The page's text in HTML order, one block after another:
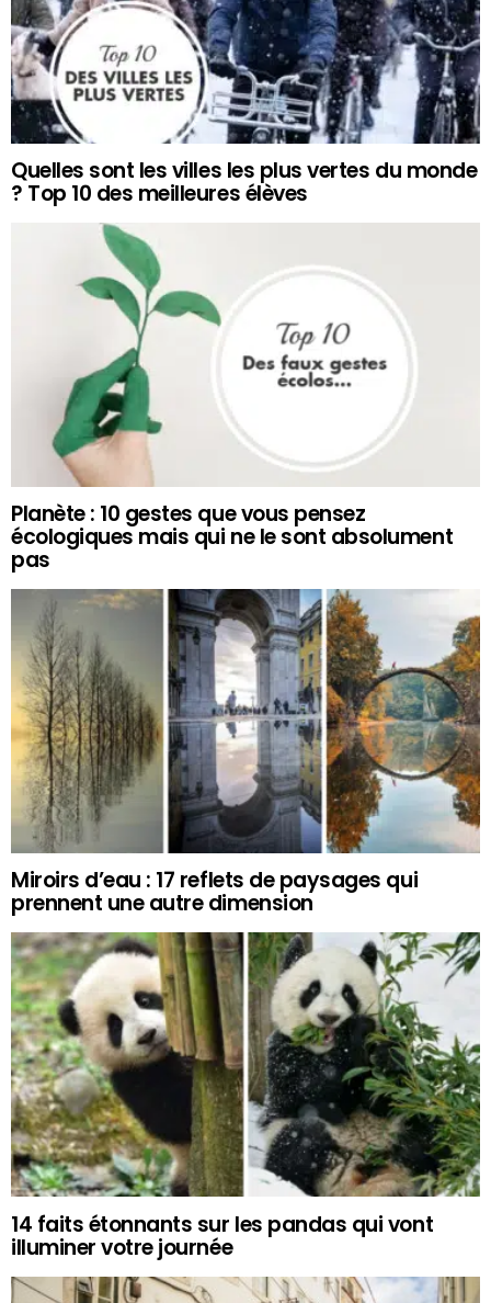
Quelles sont les villes les plus vertes du monde
? Top 10 des meilleures élèves
Planète : 10 gestes que vous pensez
écologiques mais qui ne le sont absolument
pas
Miroirs d’eau : 17 reflets de paysages qui
prennent une autre dimension
14 faits étonnants sur les pandas qui vont
illuminer votre journée